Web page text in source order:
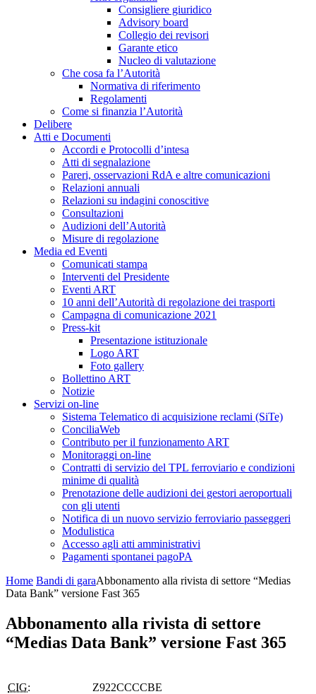
Consigliere giuridico
Advisory board
Collegio dei revisori
Garante etico
Nucleo di valutazione
Che cosa fa l’Autorità
Normativa di riferimento
Regolamenti
Come si finanzia l’Autorità
Delibere
Atti e Documenti
Accordi e Protocolli d’intesa
Atti di segnalazione
Pareri, osservazioni RdA e altre comunicazioni
Relazioni annuali
Relazioni su indagini conoscitive
Consultazioni
Audizioni dell’Autorità
Misure di regolazione
Media ed Eventi
Comunicati stampa
Interventi del Presidente
Eventi ART
10 anni dell’Autorità di regolazione dei trasporti
Campagna di comunicazione 2021
Press-kit
Presentazione istituzionale
Logo ART
Foto gallery
Bollettino ART
Notizie
Servizi on-line
Sistema Telematico di acquisizione reclami (SiTe)
ConciliaWeb
Contributo per il funzionamento ART
Monitoraggi on-line
Contratti di servizio del TPL ferroviario e condizioni
minime di qualità
Prenotazione delle audizioni dei gestori aeroportuali
con gli utenti
Notifica di un nuovo servizio ferroviario passeggeri
Modulistica
Accesso agli atti amministrativi
Pagamenti spontanei pagoPA
Home Bandi di garaAbbonamento alla rivista di settore “Medias
Data Bank” versione Fast 365
Abbonamento alla rivista di settore
“Medias Data Bank” versione Fast 365
CIG:
Z922CCCCBE